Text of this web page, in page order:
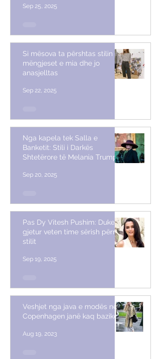
Sep 25, 2025
Si mësova ta përshtas stilin me
mëngjeset e mia dhe jo
anasjelltas
Sep 22, 2025
Nga kapela tek Salla e
Banketit: Stili i Darkës
Shtetërore të Melania Trump
Sep 20, 2025
Pas Dy Vitesh Pushim: Duke
gjetur veten time sërish përmes
stilit
Sep 19, 2025
Veshjet nga java e modës në
Copenhagen janë kaq bazike
Aug 19, 2023